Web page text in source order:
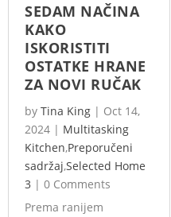
SEDAM NAČINA
KAKO
ISKORISTITI
OSTATKE HRANE
ZA NOVI RUČAK
by Tina King | Oct 14,
2024 | Multitasking
Kitchen,Preporučeni
sadržaj,Selected Home
3 | 0 Comments
Prema ranijem